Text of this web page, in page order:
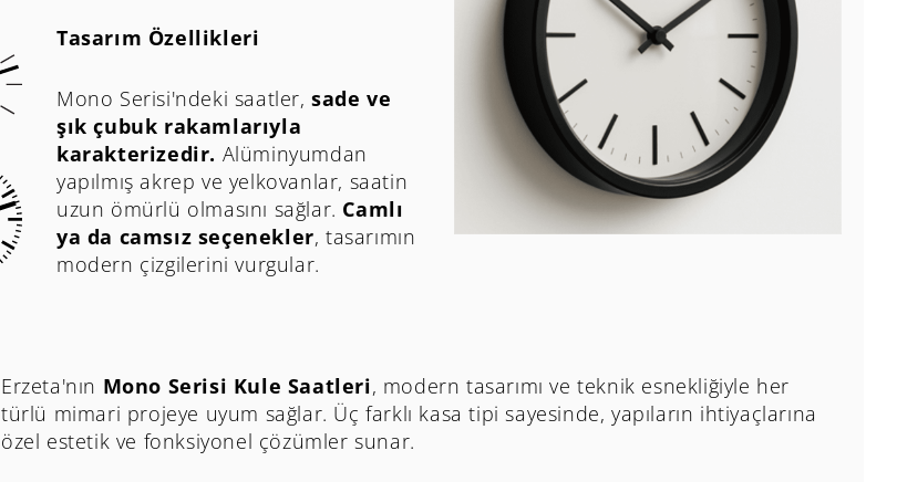
Tasarım Özellikleri
Mono Serisi'ndeki saatler,sade ve
şık çubuk rakamlarıyla
karakterizedir. Alüminyumdan
yapılmış akrep ve yelkovanlar, saatin
uzun ömürlü olmasını sağlar. Camlı
ya da camsız seçenekler, tasarımın
modern çizgilerini vurgular.
Erzeta'nın Mono Serisi Kule Saatleri, modern tasarımı ve teknik esnekliğiyle her
türlü mimari projeye uyum sağlar. Üç farklı kasa tipi sayesinde, yapıların ihtiyaçlarına
özel estetik ve fonksiyonel çözümler sunar.